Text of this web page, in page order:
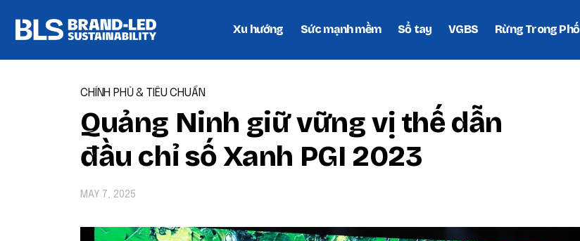
Xu hướng Sức mạnh mềm Sổ tay VGBS Rừng Trong Phố
CHÍNH PHỦ & TIÊU CHUẨN
Quảng Ninh giữ vững vị thế dẫn
đầu chỉ số Xanh PGI 2023
MAY 7, 2025